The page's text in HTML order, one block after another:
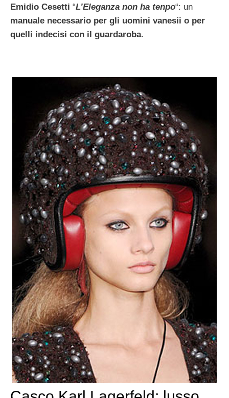
Emidio Cesetti “L’Eleganza non ha tenpo“: un
manuale necessario per gli uomini vanesii o per
quelli indecisi con il guardaroba.